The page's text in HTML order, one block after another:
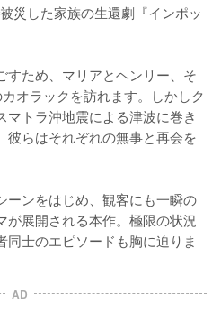
災した家族の生還劇『インポッ
すため、マリアとヘンリー、そ
オラックを訪れます。しかしク
マトラ沖地震による津波に巻き
彼らはそれぞれの無事と再会を
ーンをはじめ、観客にも一瞬の
展開される本作。極限の状況
同士のエピソードも胸に迫りま
AD